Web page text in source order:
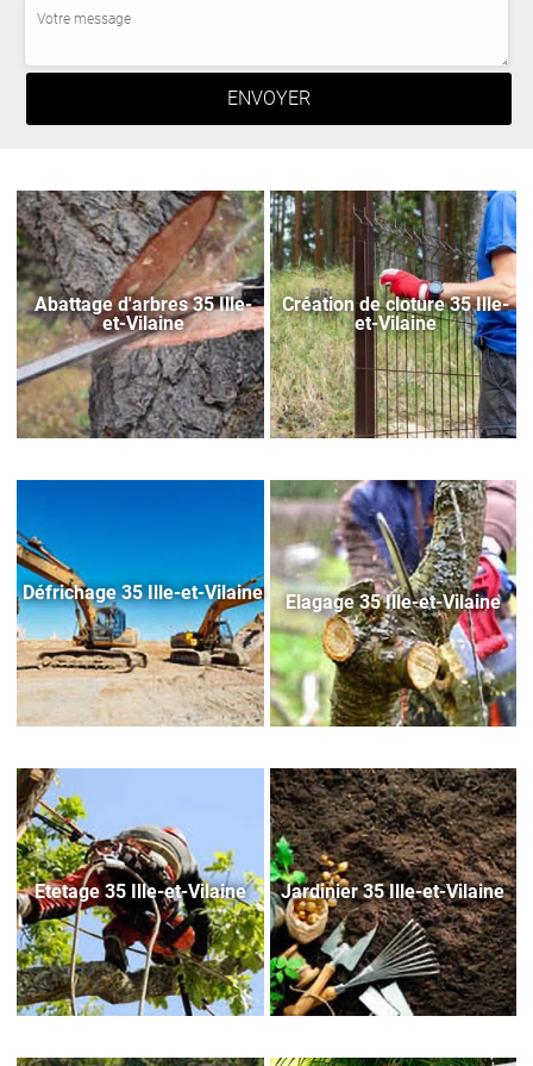
Abattage d'arbres 35 Ille-
et-Vilaine
Création de cloture 35 Ille-
et-Vilaine
Défrichage 35 Ille-et-Vilaine Elagage 35 Ille-et-Vilaine
Etetage 35 Ille-et-Vilaine Jardinier 35 Ille-et-Vilaine